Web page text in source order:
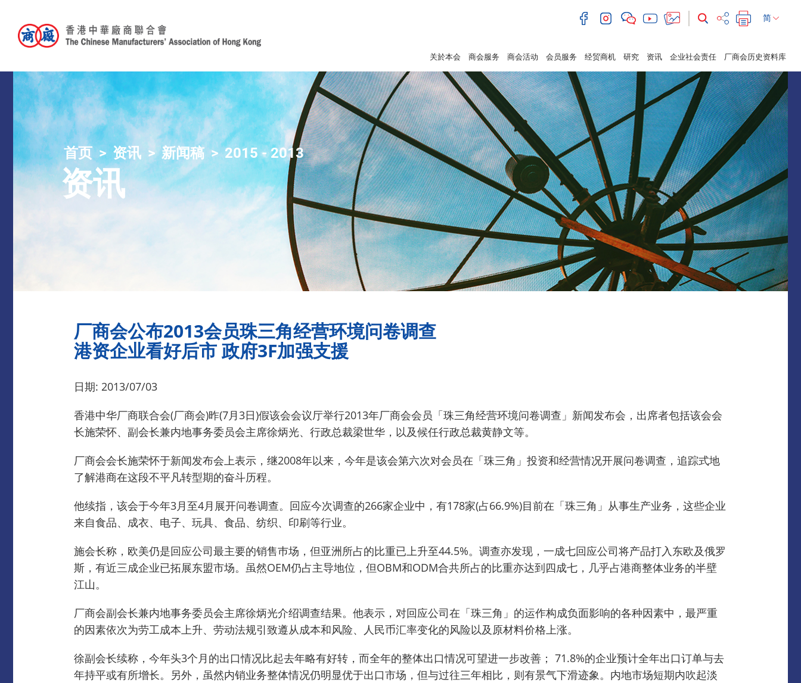
简
关於本会 商会服务 商会活动 会员服务 经贸商机 研究 资讯 企业社会责任 厂商会历史资料库
首页 资讯 新闻稿 2015 - 2013
资讯
厂商会公布2013会员珠三角经营环境问卷调查
港资企业看好后市 政府3F加强支援
日期: 2013/07/03
香港中华厂商联合会(厂商会)昨(7月3日)假该会会议厅举行2013年厂商会会员「珠三角经营环境问卷调查」新闻发布会，出席者包括该会会
长施荣怀、副会长兼内地事务委员会主席徐炳光、行政总裁梁世华，以及候任行政总裁黄静文等。
厂商会会长施荣怀于新闻发布会上表示，继2008年以来，今年是该会第六次对会员在「珠三角」投资和经营情况开展问卷调查，追踪式地
了解港商在这段不平凡转型期的奋斗历程。
他续指，该会于今年3月至4月展开问卷调查。 回应今次调查的266家企业中，有178家(占66.9%)目前在「珠三角」从事生产业务，这些企业
来自食品、成衣、电子、玩具、食品、纺织、印刷等行业。
施会长称，欧美仍是回应公司最主要的销售巿场，但亚洲所占的比重已上升至44.5%。 调查亦发现，一成七回应公司将产品打入东欧及俄罗
斯，有近三成企业已拓展东盟市场。 虽然OEM仍占主导地位，但OBM和ODM合共所占的比重亦达到四成七，几乎占港商整体业务的半壁
江山。
厂商会副会长兼内地事务委员会主席徐炳光介绍调查结果。 他表示，对回应公司在「珠三角」的运作构成负面影响的各种因素中，最严重
的因素依次为劳工成本上升、劳动法规引致遵从成本和风险、人民币汇率变化的风险以及原材料价格上涨。
徐副会长续称，​​今年头3个月的出口情况比起去年略有好转，而全年的整体出口情况可望进一步改善； 71.8%的企业预计全年出口订单与去
年持平或有所增长。 另外，虽然内销业务整体情况仍明显优于出口市场，但与过往三年相比，则有景气下滑迹象。 内地市场短期内吹起淡